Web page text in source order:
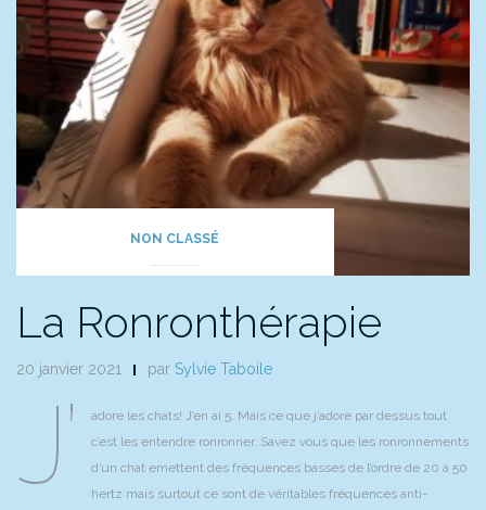
NON CLASSÉ
La Ronronthérapie
20 janvier 2021 par Sylvie Taboile
J’
adore les chats! J’en ai 5. Mais ce que j’adore par dessus tout
c’est les entendre ronronner. Savez vous que les ronronnements
d’un chat emettent des fréquences basses de l’ordre de 20 à 50
hertz mais surtout ce sont de véritables fréquences anti-